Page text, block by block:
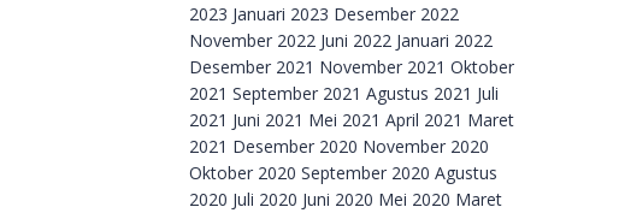
2023 Januari 2023 Desember 2022
November 2022 Juni 2022 Januari 2022
Desember 2021 November 2021 Oktober
2021 September 2021 Agustus 2021 Juli
2021 Juni 2021 Mei 2021 April 2021 Maret
2021 Desember 2020 November 2020
Oktober 2020 September 2020 Agustus
2020 Juli 2020 Juni 2020 Mei 2020 Maret